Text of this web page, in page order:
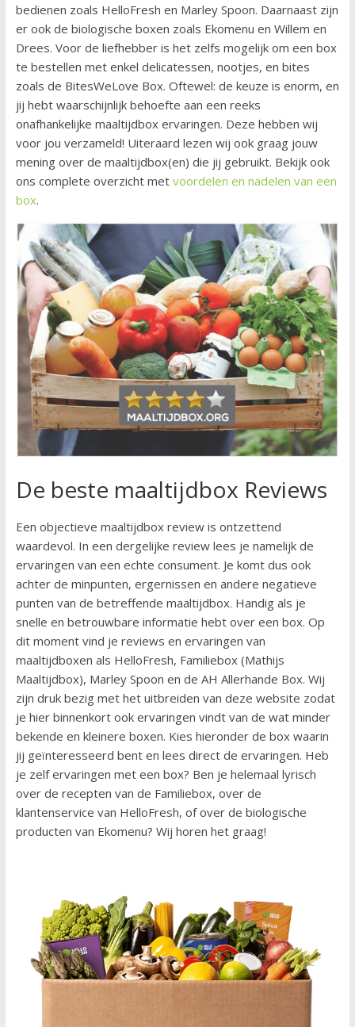
bedienen zoals HelloFresh en Marley Spoon. Daarnaast zijn
er ook de biologische boxen zoals Ekomenu en Willem en
Drees. Voor de liefhebber is het zelfs mogelijk om een box
te bestellen met enkel delicatessen, nootjes, en bites
zoals de BitesWeLove Box. Oftewel: de keuze is enorm, en
jij hebt waarschijnlijk behoefte aan een reeks
onafhankelijke maaltijdbox ervaringen. Deze hebben wij
voor jou verzameld! Uiteraard lezen wij ook graag jouw
mening over de maaltijdbox(en) die jij gebruikt. Bekijk ook
ons complete overzicht met voordelen en nadelen van een
box.
De beste maaltijdbox Reviews
Een objectieve maaltijdbox review is ontzettend
waardevol. In een dergelijke review lees je namelijk de
ervaringen van een echte consument. Je komt dus ook
achter de minpunten, ergernissen en andere negatieve
punten van de betreffende maaltijdbox. Handig als je
snelle en betrouwbare informatie hebt over een box. Op
dit moment vind je reviews en ervaringen van
maaltijdboxen als HelloFresh, Familiebox (Mathijs
Maaltijdbox), Marley Spoon en de AH Allerhande Box. Wij
zijn druk bezig met het uitbreiden van deze website zodat
je hier binnenkort ook ervaringen vindt van de wat minder
bekende en kleinere boxen. Kies hieronder de box waarin
jij geïnteresseerd bent en lees direct de ervaringen. Heb
je zelf ervaringen met een box? Ben je helemaal lyrisch
over de recepten van de Familiebox, over de
klantenservice van HelloFresh, of over de biologische
producten van Ekomenu? Wij horen het graag!